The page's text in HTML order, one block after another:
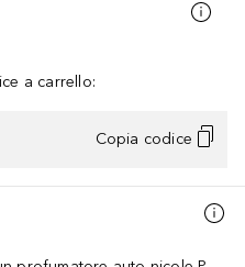
a carrello:
Copia codice